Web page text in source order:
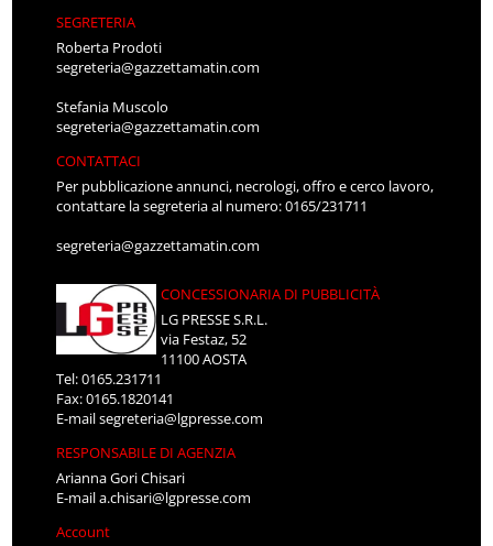
SEGRETERIA
Roberta Prodoti
segreteria@gazzettamatin.com
Stefania Muscolo
segreteria@gazzettamatin.com
CONTATTACI
Per pubblicazione annunci, necrologi, offro e cerco lavoro,
contattare la segreteria al numero: 0165/231711
segreteria@gazzettamatin.com
CONCESSIONARIA DI PUBBLICITÀ
LG PRESSE S.R.L.
via Festaz, 52
11100 AOSTA
Tel: 0165.231711
Fax: 0165.1820141
E-mailsegreteria@lgpresse.com
RESPONSABILE DI AGENZIA
Arianna Gori Chisari
E-maila.chisari@lgpresse.com
Account